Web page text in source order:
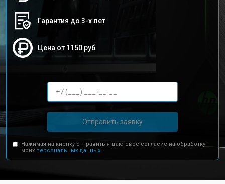
Гарантия до 3-х лет
Цена от 1150 руб
Отправить заявку
Нажимая на кнопку отправить я даю свое согласие на обработку
моих персональных данных.